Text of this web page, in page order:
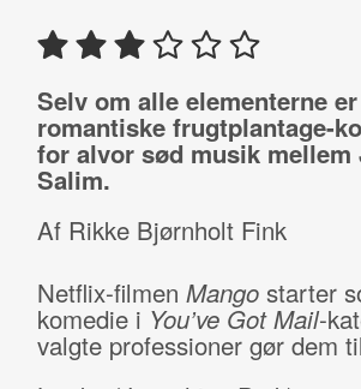
Selv om alle elementerne
romantiske frugtplantage-
for alvor sød musik mellem
Salim.
Af Rikke Bjørnholt Fink
Netflix-filmen Mangostarter
komedie i You’ve Got Mail-
valgte professioner gør dem